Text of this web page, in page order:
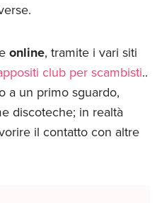
online, tramite i vari siti
club per scambisti..
a un primo sguardo,
discoteche; in realtà
il contatto con altre